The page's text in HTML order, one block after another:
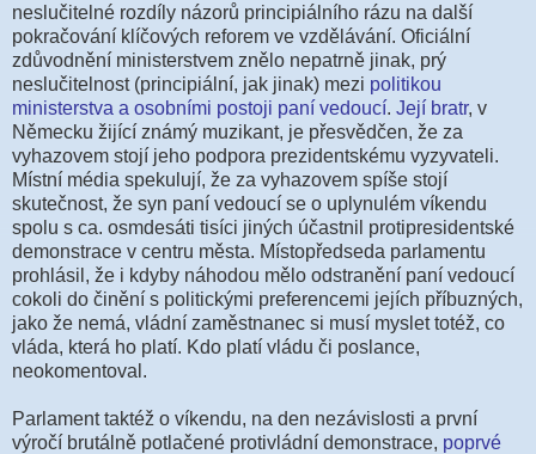
neslučitelné rozdíly názorů principiálního rázu na další
pokračování klíčových reforem ve vzdělávání. Oficiální
zdůvodnění ministerstvem znělo nepatrně jinak, prý
neslučitelnost (principiální, jak jinak) mezi politikou
ministerstva a osobními postoji paní vedoucí. Její bratr, v
Německu žijící známý muzikant, je přesvědčen, že za
vyhazovem stojí jeho podpora prezidentskému vyzyvateli.
Místní média spekulují, že za vyhazovem spíše stojí
skutečnost, že syn paní vedoucí se o uplynulém víkendu
spolu s ca. osmdesáti tisíci jiných účastnil protipresidentské
demonstrace v centru města. Místopředseda parlamentu
prohlásil, že i kdyby náhodou mělo odstranění paní vedoucí
cokoli do činění s politickými preferencemi jejích příbuzných,
jako že nemá, vládní zaměstnanec si musí myslet totéž, co
vláda, která ho platí. Kdo platí vládu či poslance,
neokomentoval.
Parlament taktéž o víkendu, na den nezávislosti a první
výročí brutálně potlačené protivládní demonstrace, poprvé